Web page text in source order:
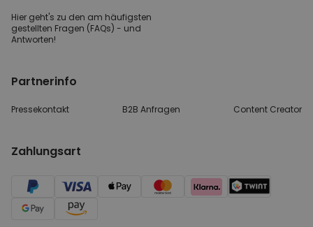
Hier geht's zu den am häufigsten
gestellten Fragen (FAQs) - und
Antworten!
Partnerinfo
Pressekontakt B2B Anfragen Content Creator
Zahlungsart